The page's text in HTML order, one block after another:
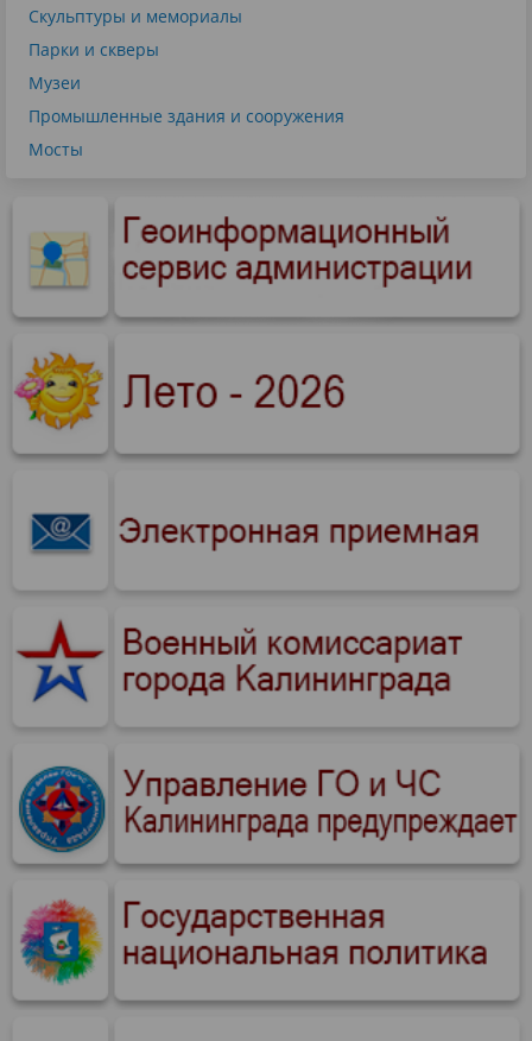
Скульптуры и мемориалы
Парки и скверы
Музеи
Промышленные здания и сооружения
Мосты